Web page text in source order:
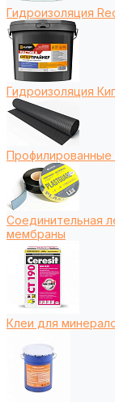
Гидроизоляция
Гидроизоляция
Соединительная
мембраны
Клеи для